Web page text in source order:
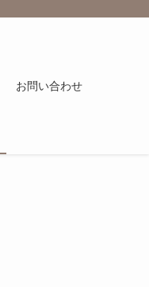
お問い合わせ